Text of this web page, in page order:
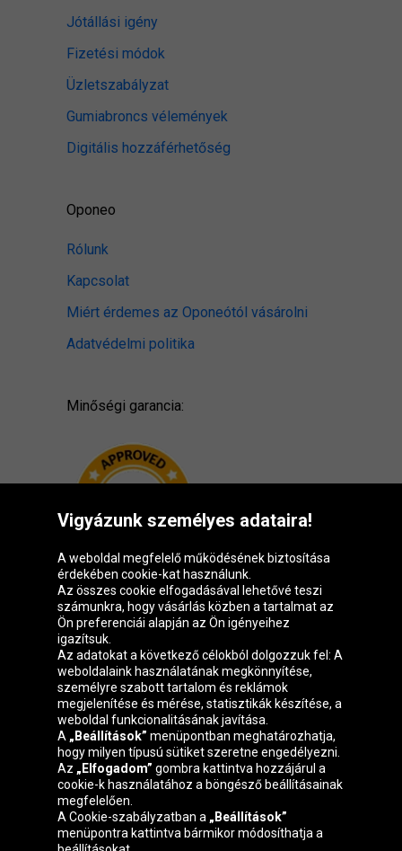
Jótállási igény
Fizetési módok
Üzletszabályzat
Gumiabroncs vélemények
Digitális hozzáférhetőség
Oponeo
Rólunk
Kapcsolat
Miért érdemes az Oponeótól vásárolni
Adatvédelmi politika
Minőségi garancia:
Oponeo csoport
Belgique
Česká
republika
Deutschland
España
Vigyázunk személyes adataira!
A weboldal megfelelő működésének biztosítása
érdekében cookie-kat használunk.
Az összes cookie elfogadásával lehetővé teszi
számunkra, hogy vásárlás közben a tartalmat az
Ön preferenciái alapján az Ön igényeihez
igazítsuk.
Az adatokat a következő célokból dolgozzuk fel: A
weboldalaink használatának megkönnyítése,
személyre szabott tartalom és reklámok
megjelenítése és mérése, statisztikák készítése, a
weboldal funkcionalitásának javítása.
A „Beállítások” menüpontban meghatározhatja,
hogy milyen típusú sütiket szeretne engedélyezni.
Az „Elfogadom” gombra kattintva hozzájárul a
cookie-k használatához a böngésző beállításainak
megfelelően.
A Cookie-szabályzatban a „Beállítások”
menüpontra kattintva bármikor módosíthatja a